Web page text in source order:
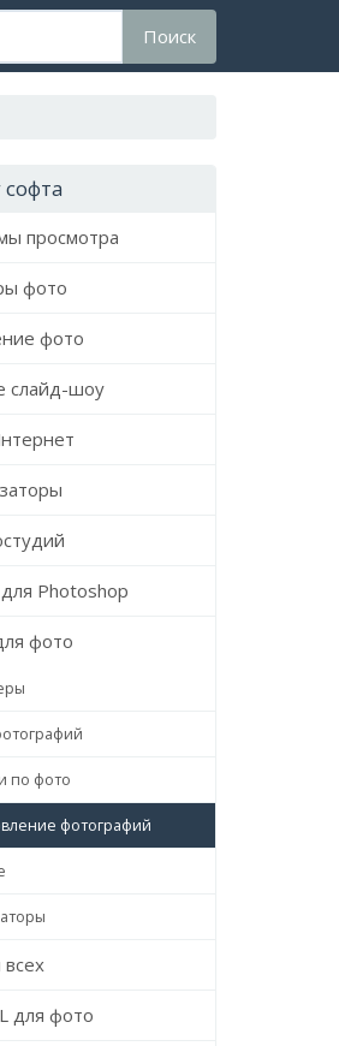
Поиск
просмотра
фото
фото
слайд-шоу
Photoshop
фото
по фото
фотографий
для фото